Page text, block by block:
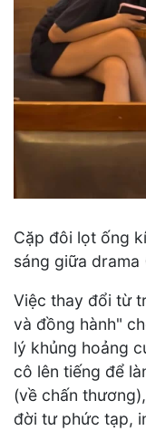
Cặp đôi lọt ống
sáng giữa drama
Việc thay đổi từ
và đồng hành"
lý khủng hoảng
cô lên tiếng để
(về chấn
đời tư phức tạp,